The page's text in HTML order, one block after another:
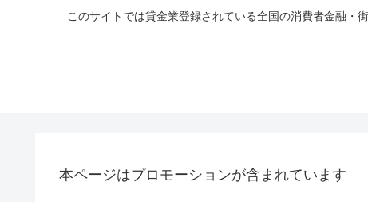
このサイトでは貸金業登録されている全国の消費者金融・
本ページはプロモーションが含まれています